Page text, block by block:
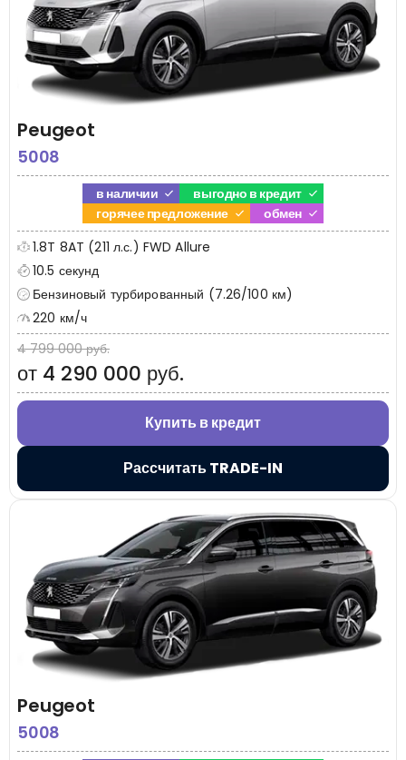
Peugeot
5008
в наличии
выгодно в кредит
горячее предложение
обмен
1.8T 8AT (211 л.с.) FWD Allure
10.5 секунд
Бензиновый турбированный (7.26/100 км)
220 км/ч
4 799 000 руб.
от 4 290 000 руб.
Купить в кредит
Рассчитать TRADE-IN
Peugeot
5008